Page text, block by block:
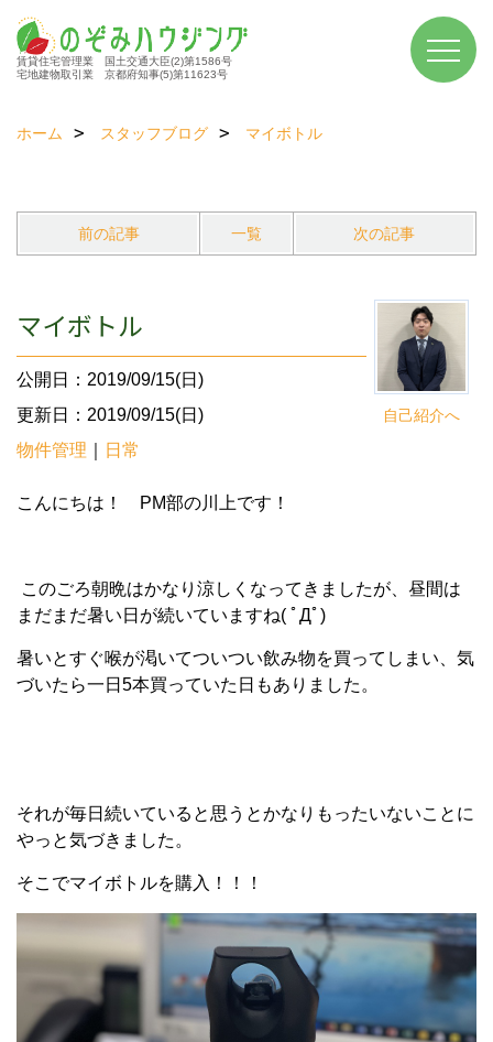
賃貸住宅管理業 国土交通大臣(2)第1586号
宅地建物取引業 京都府知事(5)第11623号
ホーム スタッフブログ マイボトル
前の記事 一覧 次の記事
自己紹介へ
マイボトル
公開日：2019/09/15(日)
更新日：2019/09/15(日)
物件管理
日常
こんにちは！ PM部の川上です！
このごろ朝晩はかなり涼しくなってきましたが、昼間は
まだまだ暑い日が続いていますね( ﾟДﾟ)
暑いとすぐ喉が渇いてついつい飲み物を買ってしまい、気
づいたら一日5本買っていた日もありました。
それが毎日続いていると思うとかなりもったいないことに
やっと気づきました。
そこでマイボトルを購入！！！